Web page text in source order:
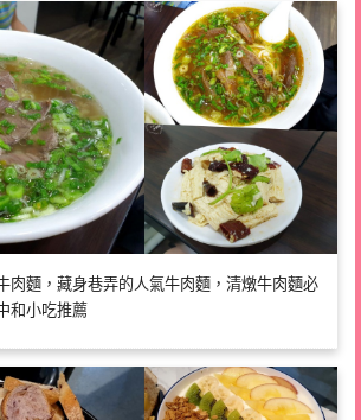
肉麵，藏身巷弄的人氣牛肉麵，清燉牛肉麵必
和小吃推薦